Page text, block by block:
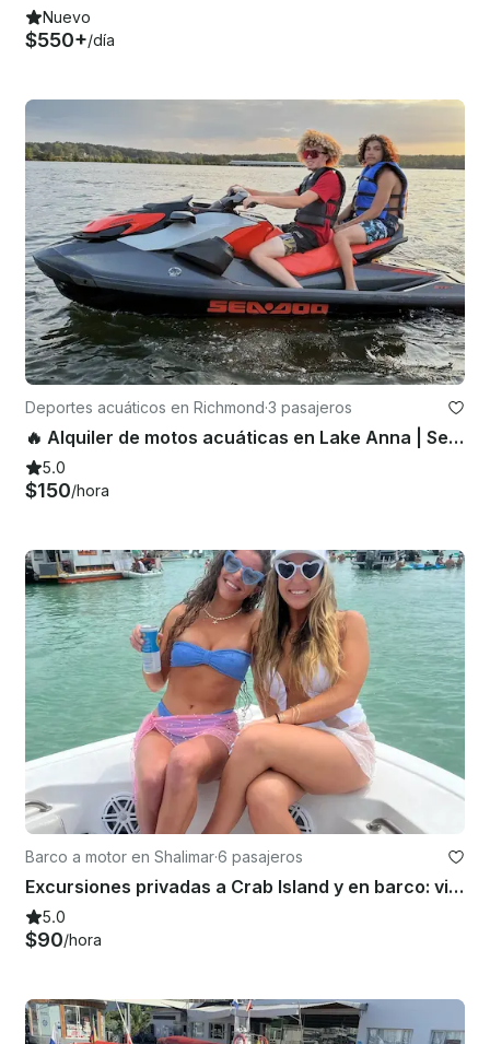
Nuevo
$550+/día
Deportes acuáticos en Richmond·3 pasajeros
🔥 Alquiler de motos acuáticas en Lake Anna | Sea-Doo GTI 170
5.0
$150/hora
Barco a motor en Shalimar·6 pasajeros
Excursiones privadas a Crab Island y en barco: viajes de 4, 6 y 8 horas disponibles
5.0
$90/hora